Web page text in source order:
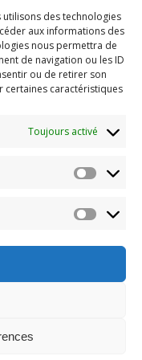
des technologies
aux informations des
nous permettra de
de navigation ou les ID
ou de retirer son
certaines caractéristiques
Toujours activé
Boucherville.